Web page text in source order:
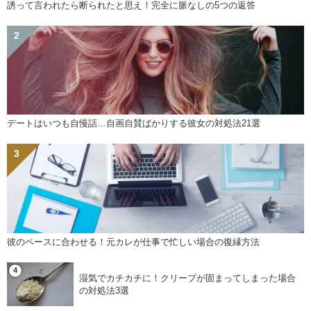
誘って言われたら断られたと思え！完全に脈なしの5つの返答
デートはいつも自慢話…自画自賛ばかりする彼女の対処法21選
彼のペースに合わせる！元カレが仕事で忙しい場合の復縁方法
湿気でカチカチに！クリープが固まってしまった場合
の対処法3選